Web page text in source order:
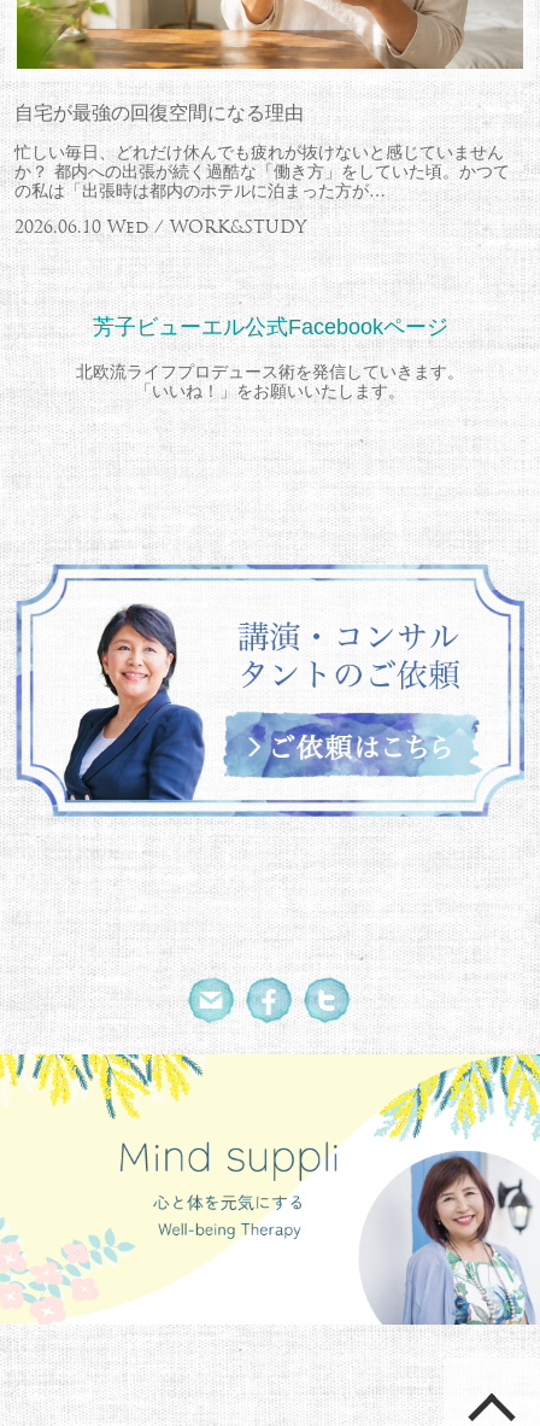
自宅が最強の回復空間になる理由
忙しい毎日、どれだけ休んでも疲れが抜けないと感じていません
か？ 都内への出張が続く過酷な「働き方」をしていた頃。かつて
の私は「出張時は都内のホテルに泊まった方が…
2026.06.10 Wed / WORK&STUDY
芳子ビューエル公式Facebookページ
北欧流ライフプロデュース術を発信していきます。
「いいね！」をお願いいたします。